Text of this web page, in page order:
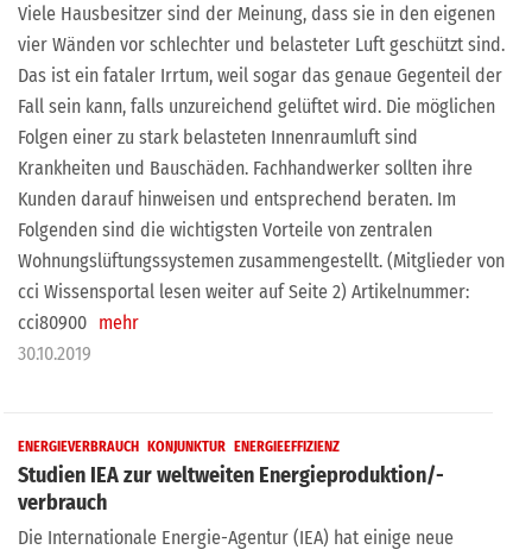
Viele Hausbesitzer sind der Meinung, dass sie in den eigenen
vier Wänden vor schlechter und belasteter Luft geschützt sind.
Das ist ein fataler Irrtum, weil sogar das genaue Gegenteil der
Fall sein kann, falls unzureichend gelüftet wird. Die möglichen
Folgen einer zu stark belasteten Innenraumluft sind
Krankheiten und Bauschäden. Fachhandwerker sollten ihre
Kunden darauf hinweisen und entsprechend beraten. Im
Folgenden sind die wichtigsten Vorteile von zentralen
Wohnungslüftungssystemen zusammengestellt. (Mitglieder von
cci Wissensportal lesen weiter auf Seite 2) Artikelnummer:
cci80900 mehr
30.10.2019
ENERGIEVERBRAUCH KONJUNKTUR ENERGIEEFFIZIENZ
Studien IEA zur weltweiten Energieproduktion/-
verbrauch
Die Internationale Energie-Agentur (IEA) hat einige neue